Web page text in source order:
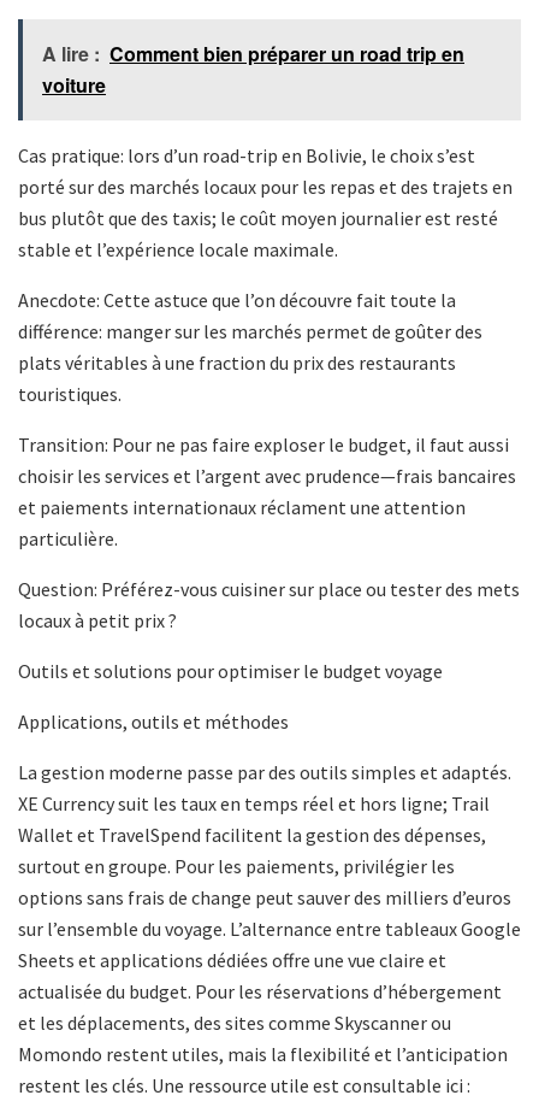
A lire : Comment bien préparer un road trip en
voiture
Cas pratique: lors d’un road-trip en Bolivie, le choix s’est
porté sur des marchés locaux pour les repas et des trajets en
bus plutôt que des taxis; le coût moyen journalier est resté
stable et l’expérience locale maximale.
Anecdote: Cette astuce que l’on découvre fait toute la
différence: manger sur les marchés permet de goûter des
plats véritables à une fraction du prix des restaurants
touristiques.
Transition: Pour ne pas faire exploser le budget, il faut aussi
choisir les services et l’argent avec prudence—frais bancaires
et paiements internationaux réclament une attention
particulière.
Question: Préférez-vous cuisiner sur place ou tester des mets
locaux à petit prix ?
Outils et solutions pour optimiser le budget voyage
Applications, outils et méthodes
La gestion moderne passe par des outils simples et adaptés.
XE Currency suit les taux en temps réel et hors ligne; Trail
Wallet et TravelSpend facilitent la gestion des dépenses,
surtout en groupe. Pour les paiements, privilégier les
options sans frais de change peut sauver des milliers d’euros
sur l’ensemble du voyage. L’alternance entre tableaux Google
Sheets et applications dédiées offre une vue claire et
actualisée du budget. Pour les réservations d’hébergement
et les déplacements, des sites comme Skyscanner ou
Momondo restent utiles, mais la flexibilité et l’anticipation
restent les clés. Une ressource utile est consultable ici :